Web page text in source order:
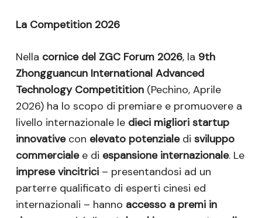
La Competition 2026
Nella cornice del ZGC Forum 2026, la 9th
Zhongguancun International Advanced
Technology Competitition(Pechino, Aprile
2026) ha lo scopo di premiare e promuovere a
livello internazionale le dieci migliori startup
innovativecon elevato potenziale di sviluppo
commerciale e di espansione internazionale. Le
imprese vincitrici– presentandosi ad un
parterre qualificato di esperti cinesi ed
internazionali – hanno accesso a premi in